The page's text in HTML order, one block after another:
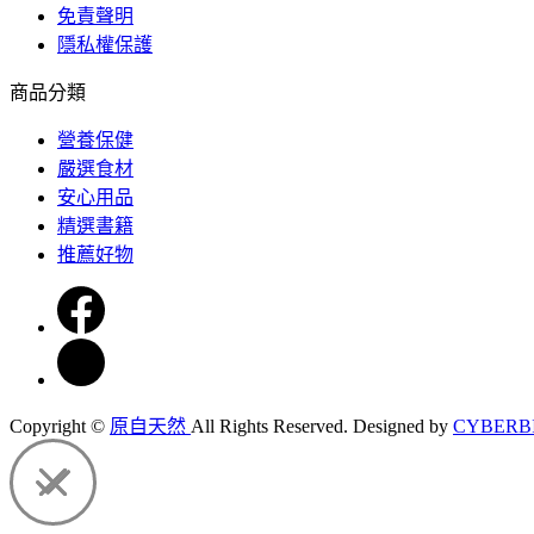
免責聲明
隱私權保護
商品分類
營養保健
嚴選食材
安心用品
精選書籍
推薦好物
Copyright © 原自天然 All Rights Reserved. Designed by